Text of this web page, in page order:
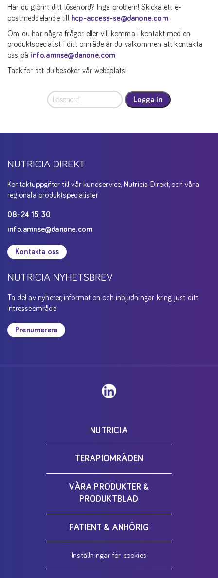
Har du glömt ditt lösenord? Inga problem! Skicka ett e-
postmeddelande till
hcp-access-se@danone.com
Om du har några frågor eller vill komma i kontakt med en
produktspecialist i ditt område är du välkommen att kontakta
oss på info.amnse@danone.com
Tack för att du besöker vår webbplats!
Logga in
NUTRICIA DIREKT
Kontaktuppgifter till vår kundservice, Nutricia Direkt, och våra
regionala produktspecialister
08-24 15 30
info.amnse@danone.com
Kontakta oss
NUTRICIA NYHETSBREV
Ta del av nyheter, information och inbjudningar kring just ditt
intresseområde
Prenumerera
NUTRICIA
TERAPIOMRÅDEN
VÅRA PRODUKTER &
PRODUKTBLAD
PATIENT & ANHÖRIG
Inställningar för cookies